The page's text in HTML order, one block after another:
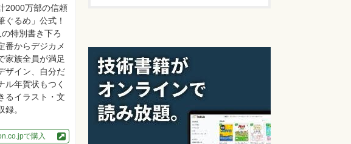
2000万部の信頼
ぐるめ」公式！
特別書き下ろ
番からデジカメ
家族全員が満足
ザイン、自分だ
ル年賀状もつく
るイラスト・文
録。
で購入